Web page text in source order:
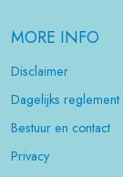
MORE INFO
Disclaimer
Dagelijks reglement
Bestuur en contact
Privacy